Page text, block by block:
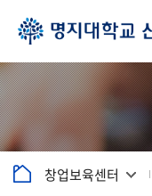
창업보육센터